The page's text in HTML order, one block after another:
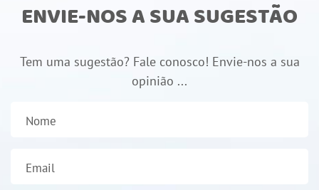
ENVIE-NOS A SUA SUGESTÃO
Tem uma sugestão? Fale conosco! Envie-nos a sua
opinião ...
Nome
Email